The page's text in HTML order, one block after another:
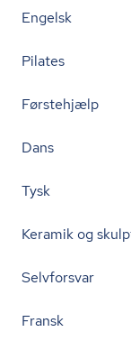
Engelsk
Pilates
Førstehjælp
Dans
Tysk
Keramik og
Selvforsvar
Fransk